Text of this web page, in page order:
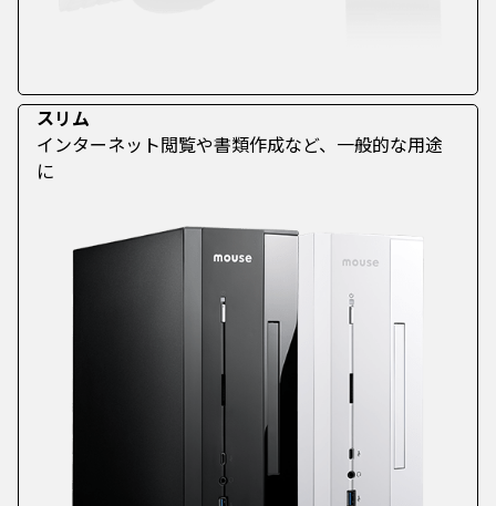
スリム
インターネット閲覧や書類作成など、一般的な用途
に